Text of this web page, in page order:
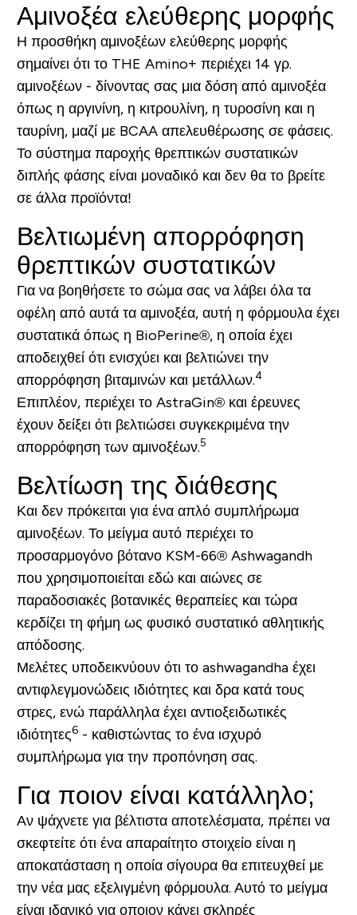
Αμινοξέα ελεύθερης μορφής
Η προσθήκη αμινοξέων ελεύθερης μορφής
σημαίνει ότι το THE Amino+ περιέχει 14 γρ.
αμινοξέων - δίνοντας σας μια δόση από αμινοξέα
όπως η αργινίνη, η κιτρουλίνη, η τυροσίνη και η
ταυρίνη, μαζί με BCAA απελευθέρωσης σε φάσεις.
Το σύστημα παροχής θρεπτικών συστατικών
διπλής φάσης είναι μοναδικό και δεν θα το βρείτε
σε άλλα προϊόντα!
Βελτιωμένη απορρόφηση
θρεπτικών συστατικών
Για να βοηθήσετε το σώμα σας να λάβει όλα τα
οφέλη από αυτά τα αμινοξέα, αυτή η φόρμουλα έχει
συστατικά όπως η BioPerine®, η οποία έχει
αποδειχθεί ότι ενισχύει και βελτιώνει την
απορρόφηση βιταμινών και μετάλλων.4
Επιπλέον, περιέχει το AstraGin® και έρευνες
έχουν δείξει ότι βελτιώσει συγκεκριμένα την
απορρόφηση των αμινοξέων.5
Βελτίωση της διάθεσης
Και δεν πρόκειται για ένα απλό συμπλήρωμα
αμινοξέων. Το μείγμα αυτό περιέχει το
προσαρμογόνο βότανο KSM-66® Ashwagandh
που χρησιμοποιείται εδώ και αιώνες σε
παραδοσιακές βοτανικές θεραπείες και τώρα
κερδίζει τη φήμη ως φυσικό συστατικό αθλητικής
απόδοσης.
Μελέτες υποδεικνύουν ότι το ashwagandha έχει
αντιφλεγμονώδεις ιδιότητες και δρα κατά τους
στρες, ενώ παράλληλα έχει αντιοξειδωτικές
ιδιότητες6- καθιστώντας το ένα ισχυρό
συμπλήρωμα για την προπόνηση σας.
Για ποιον είναι κατάλληλο;
Αν ψάχνετε για βέλτιστα αποτελέσματα, πρέπει να
σκεφτείτε ότι ένα απαραίτητο στοιχείο είναι η
αποκατάσταση η οποία σίγουρα θα επιτευχθεί με
την νέα μας εξελιγμένη φόρμουλα. Αυτό το μείγμα
είναι ιδανικό για οποιον κάνει σκληρές